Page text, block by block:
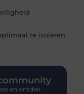
te isoleren
en ontdek